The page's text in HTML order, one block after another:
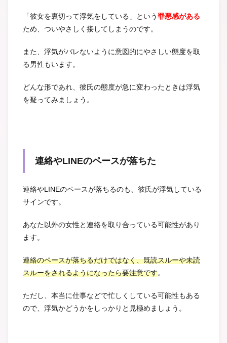
「彼女を裏切って浮気をしている」という罪悪感がある
ため、ついやさしく接してしまうのです。
また、浮気がバレないように意図的にやさしい態度を取
る男性もいます。
どんな形であれ、彼氏の態度が急に変わったときは浮気
を疑ってみましょう。
連絡やLINEのペースが落ちた
連絡やLINEのペースが落ちるのも、彼氏が浮気している
サインです。
あなた以外の女性と連絡を取り合っている可能性があり
ます。
連絡のペースが落ちるだけではなく、既読スルーや未読
スルーをされるようになったら要注意です。
ただし、本当に仕事などで忙しくしている可能性もある
ので、浮気かどうかをしっかりと見極めましょう。